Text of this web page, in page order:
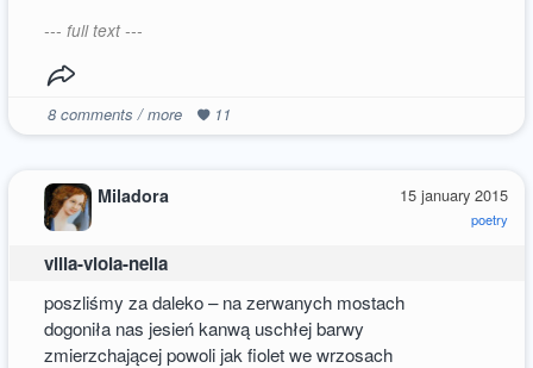
--- full text ---
8comments / more 11
15 january 2015
poetry
Miladora
villa-viola-nella
poszliśmy za daleko – na zerwanych mostach
dogoniła nas jesień kanwą uschłej barwy
zmierzchającej powoli jak fiolet we wrzosach